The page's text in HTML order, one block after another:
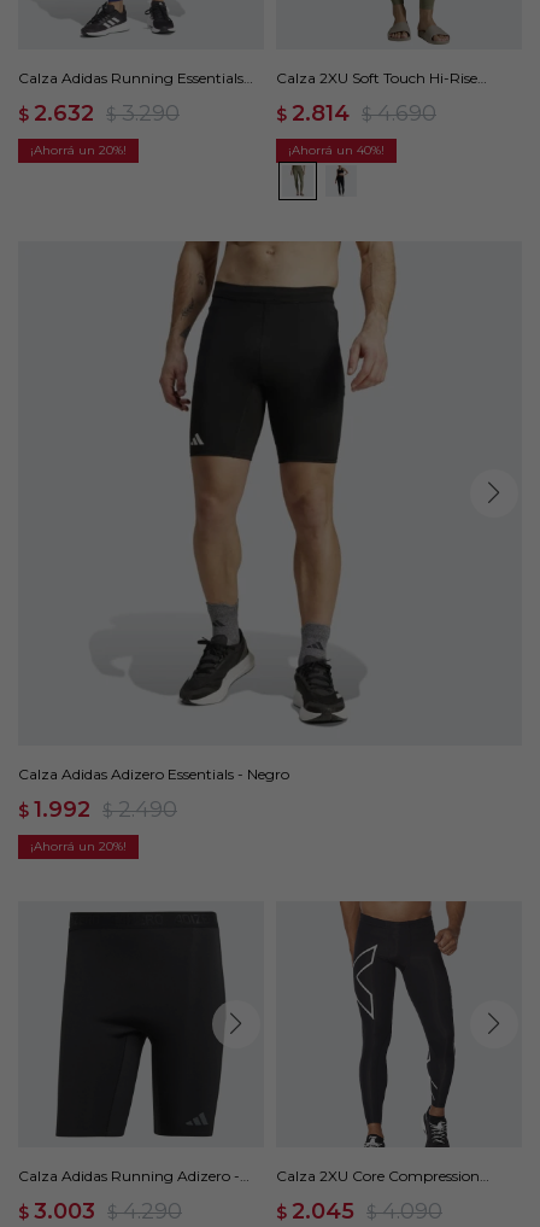
Calza Adidas Running Essentials
$ 2.632 $ 3.290
20
Calza 2XU Soft Touch Hi-Rise
$ 2.814 $ 4.690
40
Calza Adidas Adizero Essentials - Negro
$ 1.992 $ 2.490
20
Calza Adidas Running Adizero -
$ 3.003 $ 4.290
Calza 2XU Core Compression
$ 2.045 $ 4.090